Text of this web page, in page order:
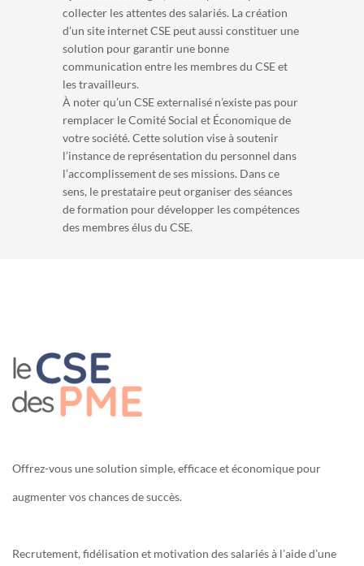
collecter les attentes des salariés. La création
d’un site internet CSE peut aussi constituer une
solution pour garantir une bonne
communication entre les membres du CSE et
les travailleurs.
À noter qu’un CSE externalisé n’existe pas pour
remplacer le Comité Social et Économique de
votre société. Cette solution vise à soutenir
l’instance de représentation du personnel dans
l’accomplissement de ses missions. Dans ce
sens, le prestataire peut organiser des séances
de formation pour développer les compétences
des membres élus du CSE.
Offrez-vous une solution simple, efficace et économique pour
augmenter vos chances de succès.
Recrutement, fidélisation et motivation des salariés à l’aide d’une